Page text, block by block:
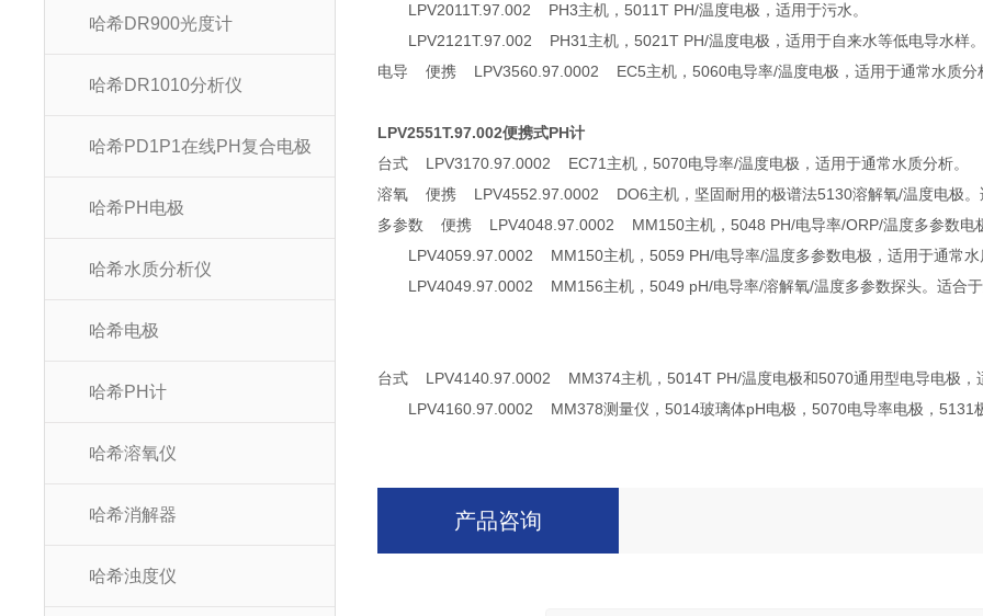
哈希DR900光度计
哈希DR1010分析仪
哈希PD1P1在线PH复合电极
哈希PH电极
哈希水质分析仪
哈希电极
哈希PH计
哈希溶氧仪
哈希消解器
哈希浊度仪
LPV2011T.97.002 PH3主机，5011T PH/温度电极，适用于污水。
LPV2121T.97.002 PH31主机，5021T PH/温度电极，适用于自来水等低电导水样。
电导 便携 LPV3560.97.0002 EC5主机，5060电导率/温度电极，适用于通常水质分
LPV2551T.97.002便携式PH计
台式 LPV3170.97.0002 EC71主机，5070电导率/温度电极，适用于通常水质分析。
溶氧 便携 LPV4552.97.0002 DO6主机，坚固耐用的极谱法5130溶解氧/温度电极。
多参数 便携 LPV4048.97.0002 MM150主机，5048 PH/电导率/ORP/温度多参数电极
LPV4059.97.0002 MM150主机，5059 PH/电导率/温度多参数电极，适用于通常水
LPV4049.97.0002 MM156主机，5049 pH/电导率/溶解氧/温度多参数探头。适合于
台式 LPV4140.97.0002 MM374主机，5014T PH/温度电极和5070通用型电导电极，
LPV4160.97.0002 MM378测量仪，5014玻璃体pH电极，5070电导率电极，5131极
产品咨询